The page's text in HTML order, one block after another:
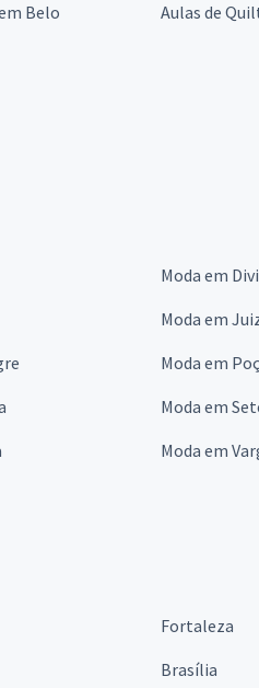
Belo
Aulas de
Moda em
Moda em
Moda em
Moda em
Moda em
Fortaleza
Brasília